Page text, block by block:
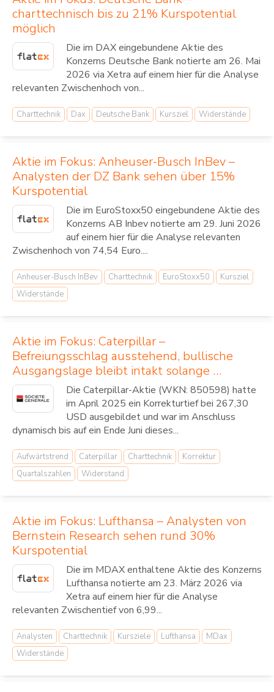
charttechnisch bis zu 21% Kurspotential
möglich
Die im DAX eingebundene Aktie des
Konzerns Deutsche Bank notierte am 26. Mai
2026 via Xetra auf einem hier für die Analyse
relevanten Zwischenhoch von...
Charttechnik Dax Deutsche Bank Kursziel Widerstände
Aktie im Fokus: Anheuser-Busch InBev –
Analysten der DZ Bank sehen über 15%
Kurspotential
Die im EuroStoxx50 eingebundene Aktie des
Konzerns AB Inbev notierte am 29. Juni 2026
auf einem hier für die Analyse relevanten
Zwischenhoch von 74,54 Euro....
Anheuser-Busch InBev Charttechnik EuroStoxx50
Kursziel
Widerstände
Aktie im Fokus: Caterpillar –
Befreiungsschlag ausstehend, bullische
Ausgangslage bleibt intakt solange …
Die Caterpillar-Aktie (WKN: 850598) hatte
im April 2025 ein Korrekturtief bei 267,30
USD ausgebildet und war im Anschluss
dynamisch bis auf ein Ende Juni dieses...
Aufwärtstrend Caterpillar Charttechnik
Korrektur
Quartalszahlen
Widerstand
Aktie im Fokus: Lufthansa – Analysten von
Bernstein Research sehen rund 30%
Kurspotential
Die im MDAX enthaltene Aktie des Konzerns
Lufthansa notierte am 23. März 2026 via
Xetra auf einem hier für die Analyse
relevanten Zwischentief von 6,99...
Analysten Charttechnik Kursziele Lufthansa
MDax
Widerstände